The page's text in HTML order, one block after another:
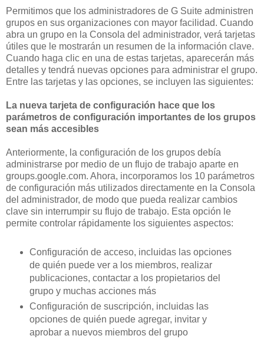
Permitimos que los administradores de G Suite administren
grupos en sus organizaciones con mayor facilidad. Cuando
abra un grupo en la Consola del administrador, verá tarjetas
útiles que le mostrarán un resumen de la información clave.
Cuando haga clic en una de estas tarjetas, aparecerán más
detalles y tendrá nuevas opciones para administrar el grupo.
Entre las tarjetas y las opciones, se incluyen las siguientes:
La nueva tarjeta de configuración hace que los
parámetros de configuración importantes de los grupos
sean más accesibles
Anteriormente, la configuración de los grupos debía
administrarse por medio de un flujo de trabajo aparte en
groups.google.com. Ahora, incorporamos los 10 parámetros
de configuración más utilizados directamente en la Consola
del administrador, de modo que pueda realizar cambios
clave sin interrumpir su flujo de trabajo. Esta opción le
permite controlar rápidamente los siguientes aspectos:
Configuración de acceso, incluidas las opciones
de quién puede ver a los miembros, realizar
publicaciones, contactar a los propietarios del
grupo y muchas acciones más
Configuración de suscripción, incluidas las
opciones de quién puede agregar, invitar y
aprobar a nuevos miembros del grupo